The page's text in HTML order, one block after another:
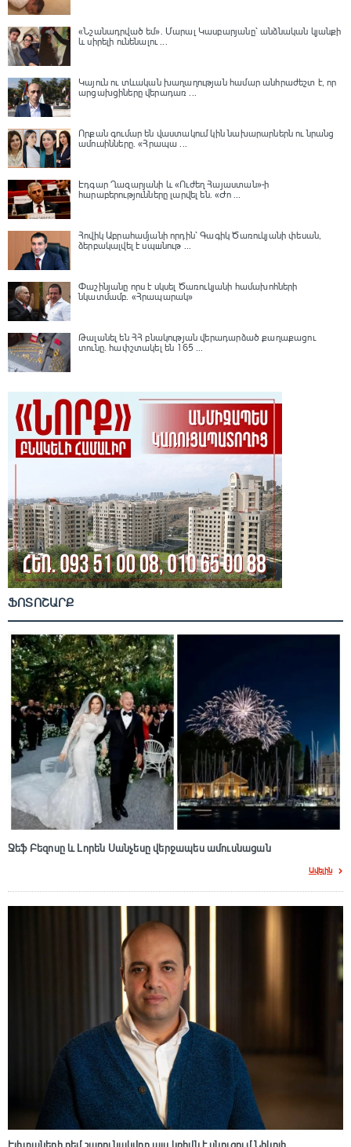
«Նշանադրված եմ». Մարալ Կասբարյանը՝ անձնական կյանքի
և սիրելի ունենալու ...
Կայուն ու տևական խաղաղության համար անհրաժեշտ է, որ
արցախցիները վերադառ ...
Որքան գումար են վաստակում կին նախարարներն ու նրանց
ամուսինները. «Հրապա ...
Էդգար Ղազարյանի և «Ուժեղ Հայաստան»-ի
հարաբերությունները լարվել են․ «Ժո ...
Հովիկ Աբրահամյանի որդին՝ Գագիկ Ծառուկյանի փեսան,
ձերբակալվել է սպшնութ ...
Փաշինյանը որս է սկսել Ծառուկյանի համախոհների
նկատմամբ․ «Հրապարակ»
Թալանել են ՀՀ բնակության վերադարձած քաղաքացու
տունը․ հափշտակել են 165 ...
ՖՈՏՈՇԱՐՔ
Ջեֆ Բեզոսը և Լորեն Սանչեսը վերջապես ամուսնացան
Ավելին